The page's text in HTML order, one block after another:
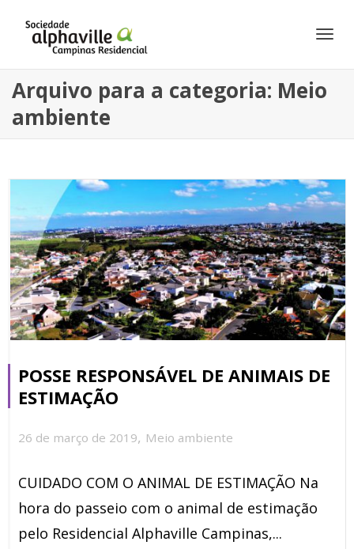
Arquivo para a categoria: Meio
ambiente
POSSE RESPONSÁVEL DE ANIMAIS DE
ESTIMAÇÃO
26 de março de 2019, Meio ambiente
CUIDADO COM O ANIMAL DE ESTIMAÇÃO Na
hora do passeio com o animal de estimação
pelo Residencial Alphaville Campinas,...